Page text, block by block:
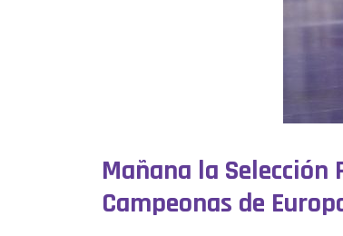
Mañana la
Campeonas de